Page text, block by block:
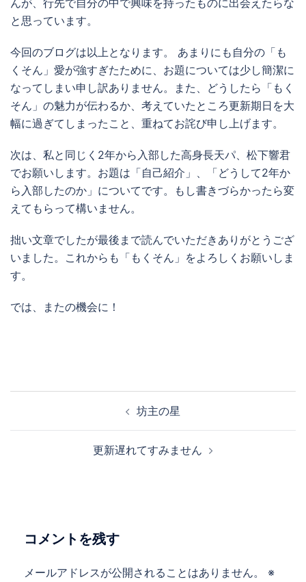
んが、行先で自分の中で興味を持ったものに出会えたらな
と思っています。
今回のブログは以上となります。 あまりにも自分の「も
くそん」愛が強すぎたために、お題については少し簡潔に
なってしまい申し訳ありません。また、どうしたら「もく
そん」の魅力が伝わるか、考えていたところ更新期日を大
幅に過ぎてしまったこと、重ねてお詫び申し上げます。
次は、私と同じく2年から入部した高身長天パ、松下響君
でお願いします。お題は「自己紹介」、「どうして2年か
ら入部したのか」についてです。もし書きづらかったら変
えてもらって構いません。
拙い文章でしたが最後まで読んでいただきありがとうござ
いました。これからも「もくそん」をよろしくお願いしま
す。
では、またの機会に！
ョ
坊主の星
更新遅れてすみません
コメントを残す
メールアドレスが公開されることはありません。
※